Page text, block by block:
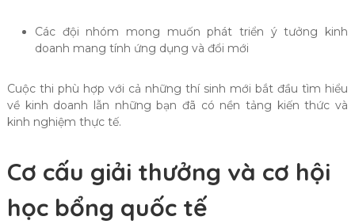
Các đội nhóm mong muốn phát triển ý tưởng kinh
doanh mang tính ứng dụng và đổi mới
Cuộc thi phù hợp với cả những thí sinh mới bắt đầu tìm hiểu
về kinh doanh lẫn những bạn đã có nền tảng kiến thức và
kinh nghiệm thực tế.
Cơ cấu giải thưởng và cơ hội
học bổng quốc tế